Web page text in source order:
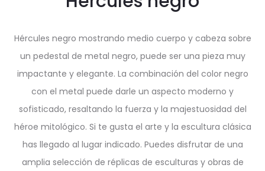
Hércules negro mostrando medio cuerpo y cabeza sobre
un pedestal de metal negro, puede ser una pieza muy
impactante y elegante. La combinación del color negro
con el metal puede darle un aspecto moderno y
sofisticado, resaltando la fuerza y la majestuosidad del
héroe mitológico. Si te gusta el arte y la escultura clásica
has llegado al lugar indicado. Puedes disfrutar de una
amplia selección de réplicas de esculturas y obras de